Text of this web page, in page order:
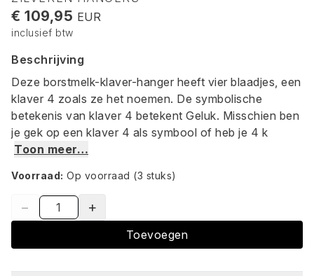
€ 109,95 EUR
inclusief btw
Beschrijving
Deze borstmelk-klaver-hanger heeft vier blaadjes, een
klaver 4 zoals ze het noemen. De symbolische
betekenis van klaver 4 betekent Geluk. Misschien ben
je gek op een klaver 4 als symbool of heb je 4 k
Toon meer…
Voorraad: Op voorraad (3 stuks)
− +
Toevoegen